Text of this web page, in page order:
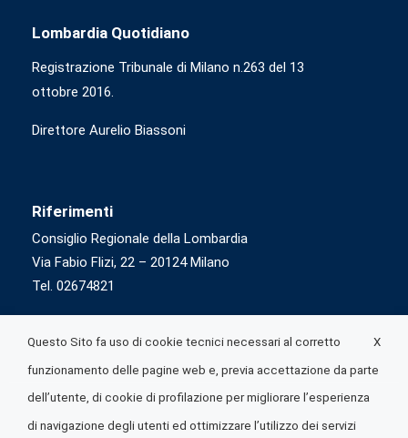
Lombardia Quotidiano
Registrazione Tribunale di Milano n.263 del 13
ottobre 2016.
Direttore Aurelio Biassoni
Riferimenti
Consiglio Regionale della Lombardia
Via Fabio Flizi, 22 – 20124 Milano
Tel. 02674821
X
Questo Sito fa uso di cookie tecnici necessari al corretto
funzionamento delle pagine web e, previa accettazione da parte
dell’utente, di cookie di profilazione per migliorare l’esperienza
di navigazione degli utenti ed ottimizzare l’utilizzo dei servizi